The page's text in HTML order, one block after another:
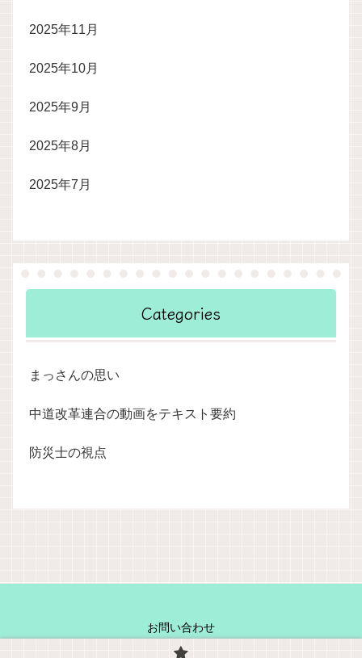
2025年11月
2025年10月
2025年9月
2025年8月
2025年7月
Categories
まっさんの思い
中道改革連合の動画をテキスト要約
防災士の視点
お問い合わせ